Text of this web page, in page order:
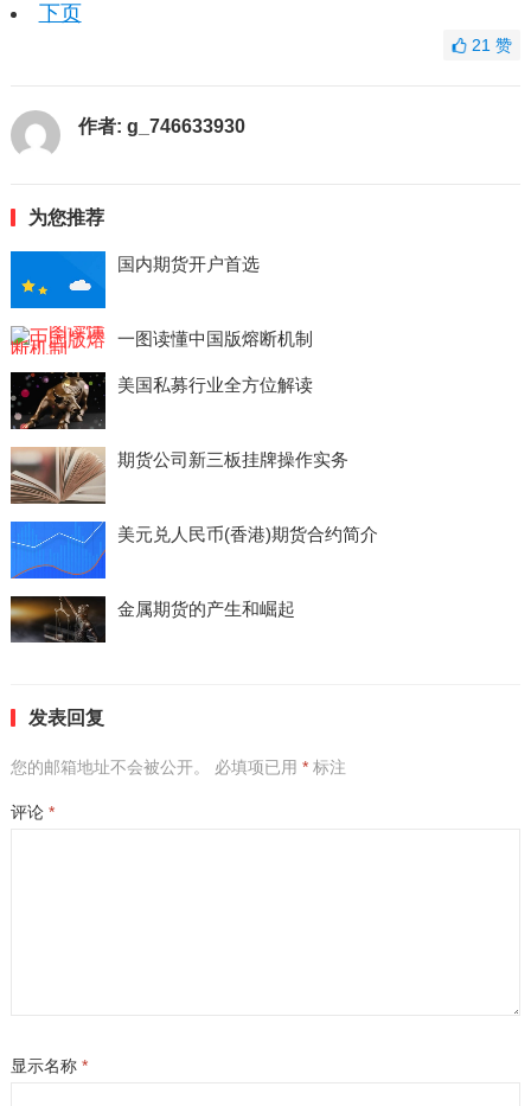
下页
21赞
作者: g_746633930
为您推荐
国内期货开户首选
一图读懂中国版熔断机制
美国私募行业全方位解读
期货公司新三板挂牌操作实务
美元兑人民币(香港)期货合约简介
金属期货的产生和崛起
发表回复
您的邮箱地址不会被公开。 必填项已用 *标注
评论 *
显示名称 *